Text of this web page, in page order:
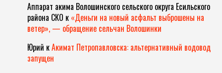
Аппарат акима Волошинского сельского округа Есильского
района СКО к «Деньги на новый асфальт выброшены на
ветер», — обращение сельчан Волошинки
Юрий кАкимат Петропавловска: альтернативный водовод
запущен